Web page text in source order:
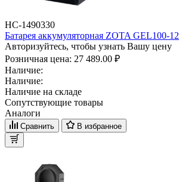
НС-1490330
Батарея аккумуляторная ZOTA GEL100-12
Авторизуйтесь, чтобы узнать Вашу цену
Розничная цена: 27 489.00 ₽
Наличие:
Наличие:
Наличие на складе
Сопутствующие товары
Аналоги
Сравнить В избранное